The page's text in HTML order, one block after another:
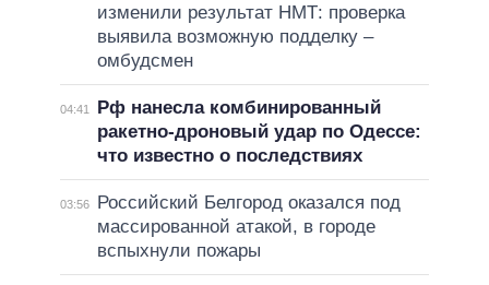
изменили результат НМТ: проверка
выявила возможную подделку –
омбудсмен
04:41
Рф нанесла комбинированный
ракетно-дроновый удар по Одессе:
что известно о последствиях
03:56
Российский Белгород оказался под
массированной атакой, в городе
вспыхнули пожары